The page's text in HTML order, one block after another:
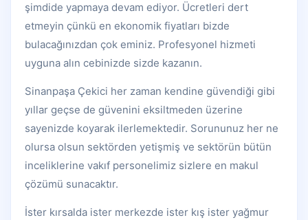
şimdide yapmaya devam ediyor. Ücretleri dert
etmeyin çünkü en ekonomik fiyatları bizde
bulacağınızdan çok eminiz. Profesyonel hizmeti
uyguna alın cebinizde sizde kazanın.
Sinanpaşa Çekici her zaman kendine güvendiği gibi
yıllar geçse de güvenini eksiltmeden üzerine
sayenizde koyarak ilerlemektedir. Sorununuz her ne
olursa olsun sektörden yetişmiş ve sektörün bütün
inceliklerine vakıf personelimiz sizlere en makul
çözümü sunacaktır.
İster kırsalda ister merkezde ister kış ister yağmur